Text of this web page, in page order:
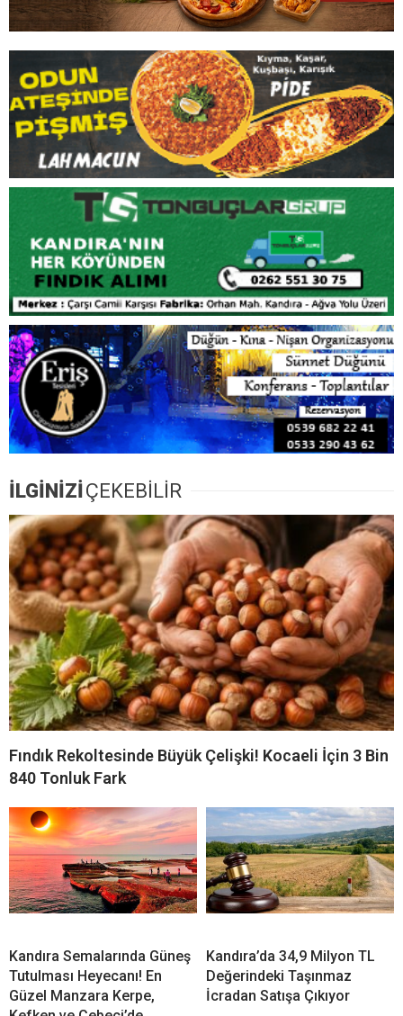
İLGİNİZİÇEKEBİLİR
Fındık Rekoltesinde Büyük Çelişki! Kocaeli İçin 3 Bin
840 Tonluk Fark
Kandıra Semalarında Güneş
Tutulması Heyecanı! En
Güzel Manzara Kerpe,
Kandıra’da 34,9 Milyon TL
Değerindeki Taşınmaz
İcradan Satışa Çıkıyor